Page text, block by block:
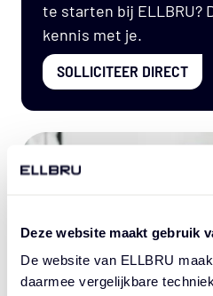
Deze website maakt gebruik
De website van ELLBRU
daarmee vergelijkbare
te starten bij ELLBRU?
kennis met je.
SOLLICITEER DIRECT